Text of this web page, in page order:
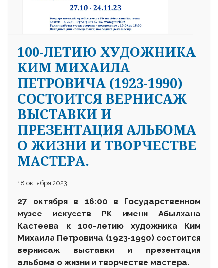
100-ЛЕТИЮ ХУДОЖНИКА
КИМ МИХАИЛА
ПЕТРОВИЧА (1923-1990)
СОСТОИТСЯ ВЕРНИСАЖ
ВЫСТАВКИ И
ПРЕЗЕНТАЦИЯ АЛЬБОМА
О ЖИЗНИ И ТВОРЧЕСТВЕ
МАСТЕРА.
18 октября 2023
27 октября в 16:00 в Государственном
музее искусств РК имени Абылхана
Кастеева
к 100-летию художника Ким
Михаила Петровича (1923-1990)состоится
вернисаж выставкии презентация
альбома о жизни и творчестве мастера.